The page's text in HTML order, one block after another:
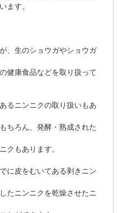
ます。
、生のショウガやショウガ
健康食品などを取り扱って
るニンニクの取り扱いもあ
ちろん、発酵・熟成された
クもあります。
に皮をむいてある剥きニン
たニンニクを乾燥させたニ